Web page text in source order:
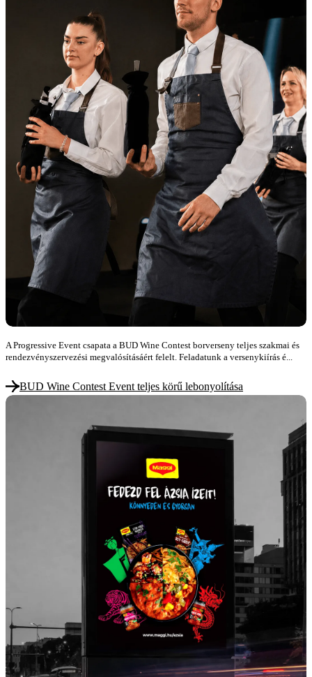
A Progressive Event csapata a BUD Wine Contest borverseny teljes szakmai és
rendezvényszervezési megvalósításáért felelt. Feladatunk a versenykiírás é...
BUD Wine Contest Event teljes körű lebonyolítása